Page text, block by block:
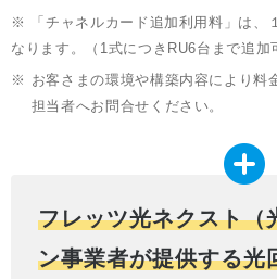
※ 「チャネルカード追加利用料」は、
なります。（1式につきRU6台まで追加
※ お客さまの環境や構築内容により料
担当者へお問合せください。
フレッツ光ネクスト（
ン事業者が提供する光